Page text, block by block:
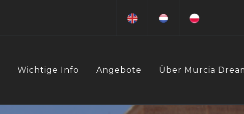
Wichtige Info Angebote Über Murcia